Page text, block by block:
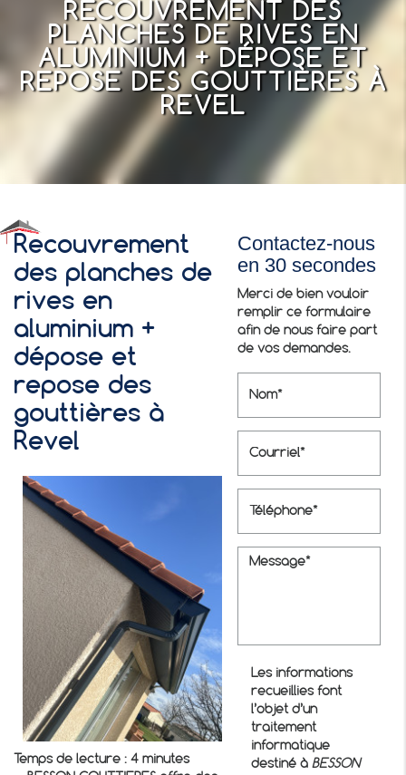
RECOUVREMENT DES
PLANCHES DE RIVES EN
ALUMINIUM + DÉPOSE ET
REPOSE DES GOUTTIÈRES À
REVEL
Recouvrement
des planches de
rives en
aluminium +
dépose et
repose des
gouttières à
Revel
Temps de lecture : 4 minutes
Contactez-nous
en 30 secondes
Merci de bien vouloir
remplir ce formulaire
afin de nous faire part
de vos demandes.
Les informations
recueillies font
l’objet d’un
traitement
informatique
destiné àBESSON